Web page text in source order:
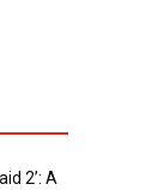
2’: A